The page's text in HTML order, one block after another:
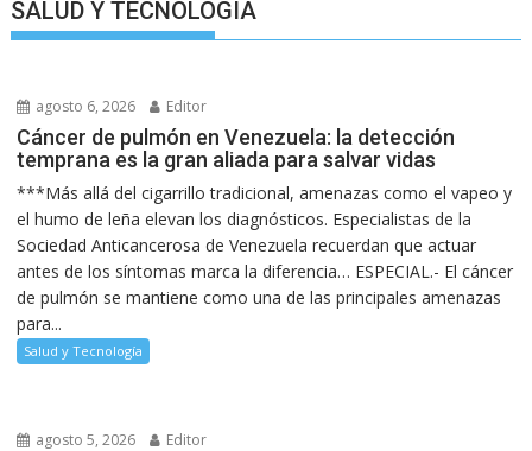
SALUD Y TECNOLOGIA
agosto 6, 2026 Editor
Cáncer de pulmón en Venezuela: la detección
temprana es la gran aliada para salvar vidas
***Más allá del cigarrillo tradicional, amenazas como el vapeo y
el humo de leña elevan los diagnósticos. Especialistas de la
Sociedad Anticancerosa de Venezuela recuerdan que actuar
antes de los síntomas marca la diferencia… ESPECIAL.- El cáncer
de pulmón se mantiene como una de las principales amenazas
para...
Salud y Tecnología
agosto 5, 2026 Editor